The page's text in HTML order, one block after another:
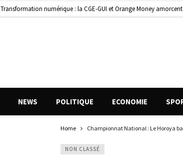
Transformation numérique : la CGE-GUI et Orange Money
NEWS POLITIQUE ECONOMIE
Home Championnat National : Le Horoya
NON CLASSÉ